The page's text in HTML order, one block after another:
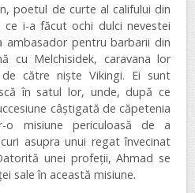
poetul de curte al califului din
i-a făcut ochi dulci nevestei
ambasador pentru barbarii din
cu Melchisidek, caravana lor
către niște Vikingi. Ei sunt
în satul lor, unde, după ce
câștigată de căpetenia
o misiune periculoasă de a
asupra unui regat învecinat
unei profeții, Ahmad se
sale în această misiune.